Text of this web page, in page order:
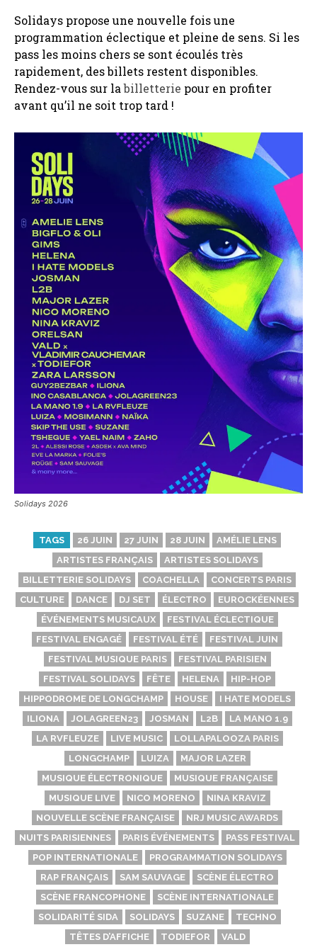
Solidays propose une nouvelle fois une
programmation éclectique et pleine de sens. Si les
pass les moins chers se sont écoulés très
rapidement, des billets restent disponibles.
Rendez-vous sur labilletterie pour en profiter
avant qu’il ne soit trop tard !
Solidays 2026
TAGS 26 JUIN 27 JUIN 28 JUIN
AMÉLIE LENS
ARTISTES FRANÇAIS
ARTISTES SOLIDAYS
BILLETTERIE SOLIDAYS
COACHELLA
CONCERTS PARIS
CULTURE
DANCE DJ SET ÉLECTRO
EUROCKÉENNES
ÉVÉNEMENTS MUSICAUX
FESTIVAL ÉCLECTIQUE
FESTIVAL ENGAGÉ
FESTIVAL ÉTÉ
FESTIVAL JUIN
FESTIVAL MUSIQUE PARIS
FESTIVAL PARISIEN
FESTIVAL SOLIDAYS
FÊTE HELENA
HIP-HOP
HIPPODROME DE LONGCHAMP
HOUSE
I HATE MODELS
ILIONA
JOLAGREEN23 JOSMAN L2B
LA MANO 1.9
LA RVFLEUZE
LIVE MUSIC
LOLLAPALOOZA PARIS
LONGCHAMP
LUIZA
MAJOR LAZER
MUSIQUE ÉLECTRONIQUE
MUSIQUE FRANÇAISE
MUSIQUE LIVE
NICO MORENO
NINA KRAVIZ
NOUVELLE SCÈNE FRANÇAISE
NRJ MUSIC AWARDS
NUITS PARISIENNES
PARIS ÉVÉNEMENTS
PASS FESTIVAL
POP INTERNATIONALE
PROGRAMMATION SOLIDAYS
RAP FRANÇAIS
SAM SAUVAGE
SCÈNE ÉLECTRO
SCÈNE FRANCOPHONE
SCÈNE INTERNATIONALE
SOLIDARITÉ SIDA
SOLIDAYS SUZANE
TECHNO
TÊTES D’AFFICHE
TODIEFOR
VALD